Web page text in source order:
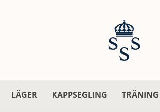
LÄGER KAPPSEGLING TRÄNING